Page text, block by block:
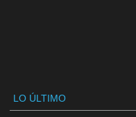
LO ÚLTIMO